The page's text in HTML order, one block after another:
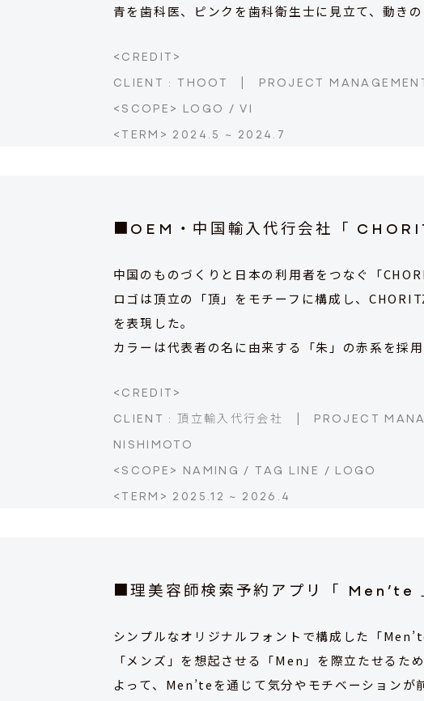
青を歯科医、ピンクを歯科衛生士に見立て、動き
<CREDIT>
CLIENT : THOOT
| PROJECT
<SCOPE> LOGO / VI
<TERM> 2024.5 ~ 2024.7
■OEM・中国輸入代行会社 「
中国のものづくりと日本の利用者をつなぐ「
ロゴは頂立の「頂」をモチーフに構成し、
を表現した。
カラーは代表者の名に由来する「朱」の赤系を採
<CREDIT>
CLIENT : 頂立輸入代行会社
| PROJECT
NISHIMOTO
<SCOPE> NAMING / TAG LINE / LOGO
<TERM> 2025.12 ~ 2026.4
■理美容師検索予約アプリ 「 Men’te
シンプルなオリジナルフォントで構成した「
「メンズ」を想起させる「Men」を際立たせるた
よって、Men’teを通じて気分やモチベーションが